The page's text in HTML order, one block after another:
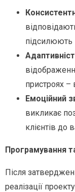
підсилюють
пристроях –
Емоційний
викликає
клієнтів до
Програмування
Після
реалізації